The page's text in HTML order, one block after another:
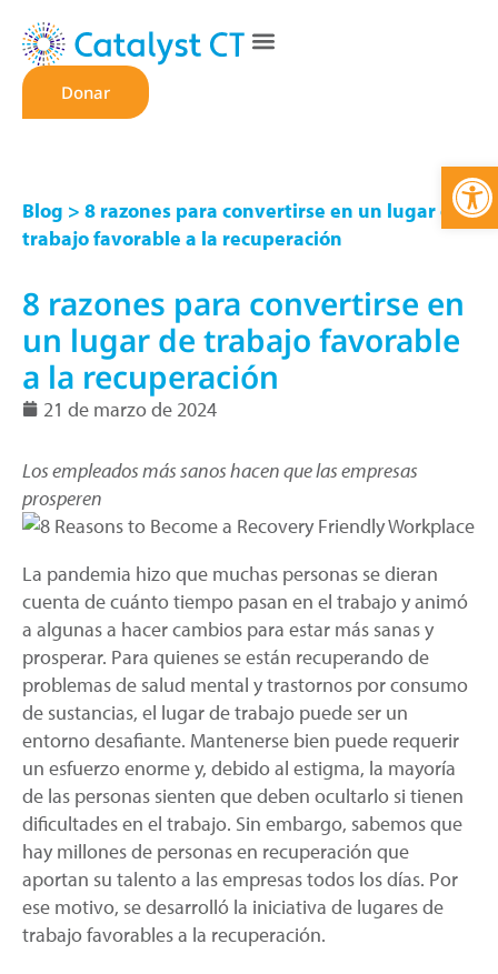
Donar
Blog > 8 razones para convertirse en un lugar de
trabajo favorable a la recuperación
8 razones para convertirse en
un lugar de trabajo favorable
a la recuperación
21 de marzo de 2024
Los empleados más sanos hacen que las empresas
prosperen
La pandemia hizo que muchas personas se dieran
cuenta de cuánto tiempo pasan en el trabajo y animó
a algunas a hacer cambios para estar más sanas y
prosperar. Para quienes se están recuperando de
problemas de salud mental y trastornos por consumo
de sustancias, el lugar de trabajo puede ser un
entorno desafiante. Mantenerse bien puede requerir
un esfuerzo enorme y, debido al estigma, la mayoría
de las personas sienten que deben ocultarlo si tienen
dificultades en el trabajo. Sin embargo, sabemos que
hay millones de personas en recuperación que
aportan su talento a las empresas todos los días. Por
ese motivo, se desarrolló la iniciativa de lugares de
trabajo favorables a la recuperación.